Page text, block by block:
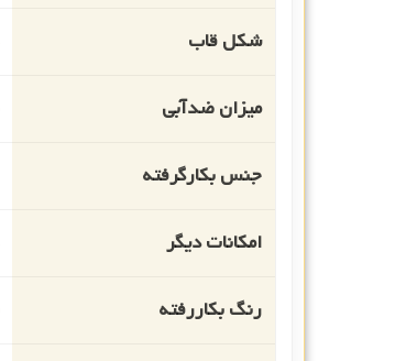
شکل قاب
میزان ضدآبی
جنس بکارگرفته
امکانات دیگر
رنگ بکاررفته